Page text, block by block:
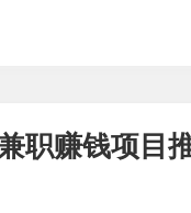
职赚钱项目